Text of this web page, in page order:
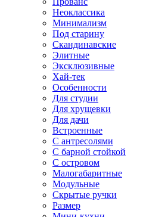
Неоклассика
Минимализм
Под старину
Скандинавские
Элитные
Эксклюзивные
Хай-тек
Особенности
Для студии
Для хрущевки
Для дачи
Встроенные
С антресолями
С барной стойкой
С островом
Малогабаритные
Модульные
Скрытые ручки
Размер